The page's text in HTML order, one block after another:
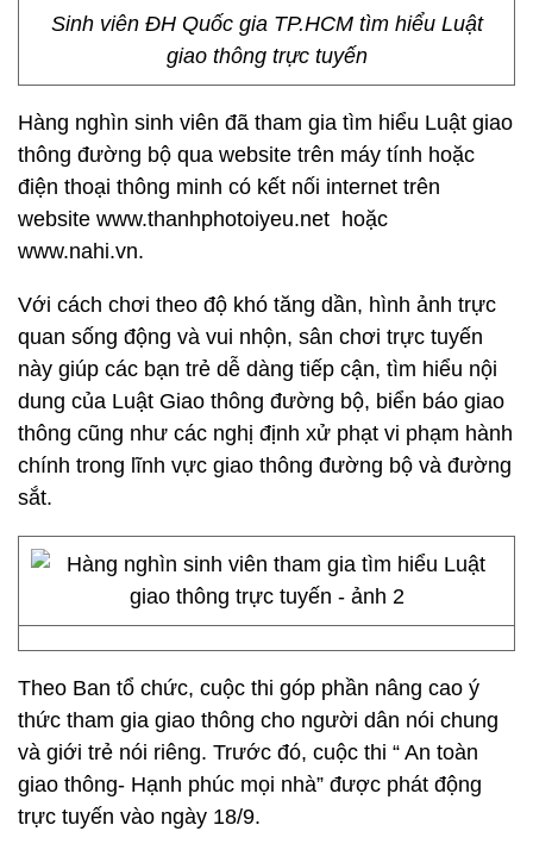
Sinh viên ĐH Quốc gia TP.HCM tìm hiểu Luật
giao thông trực tuyến
Hàng nghìn sinh viên đã tham gia tìm hiểu Luật giao
thông đường bộ qua website trên máy tính hoặc
điện thoại thông minh có kết nối internet trên
website www.thanhphotoiyeu.net hoặc
www.nahi.vn.
Với cách chơi theo độ khó tăng dần, hình ảnh trực
quan sống động và vui nhộn, sân chơi trực tuyến
này giúp các bạn trẻ dễ dàng tiếp cận, tìm hiểu nội
dung của Luật Giao thông đường bộ, biển báo giao
thông cũng như các nghị định xử phạt vi phạm hành
chính trong lĩnh vực giao thông đường bộ và đường
sắt.
Theo Ban tổ chức, cuộc thi góp phần nâng cao ý
thức tham gia giao thông cho người dân nói chung
và giới trẻ nói riêng. Trước đó, cuộc thi “ An toàn
giao thông- Hạnh phúc mọi nhà” được phát động
trực tuyến vào ngày 18/9.